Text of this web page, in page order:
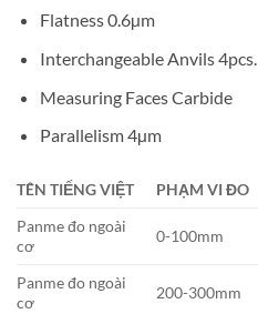
Flatness 0.6µm
Interchangeable Anvils 4pcs.
Measuring Faces Carbide
Parallelism 4µm
TÊN TIẾNG VIỆT PHẠM VI ĐO
Panme đo ngoài
cơ
0-100mm
Panme đo ngoài
cơ
200-300mm